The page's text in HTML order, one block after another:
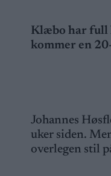
Klæbo har full
kommer en
Johannes
uker siden.
overlegen stil